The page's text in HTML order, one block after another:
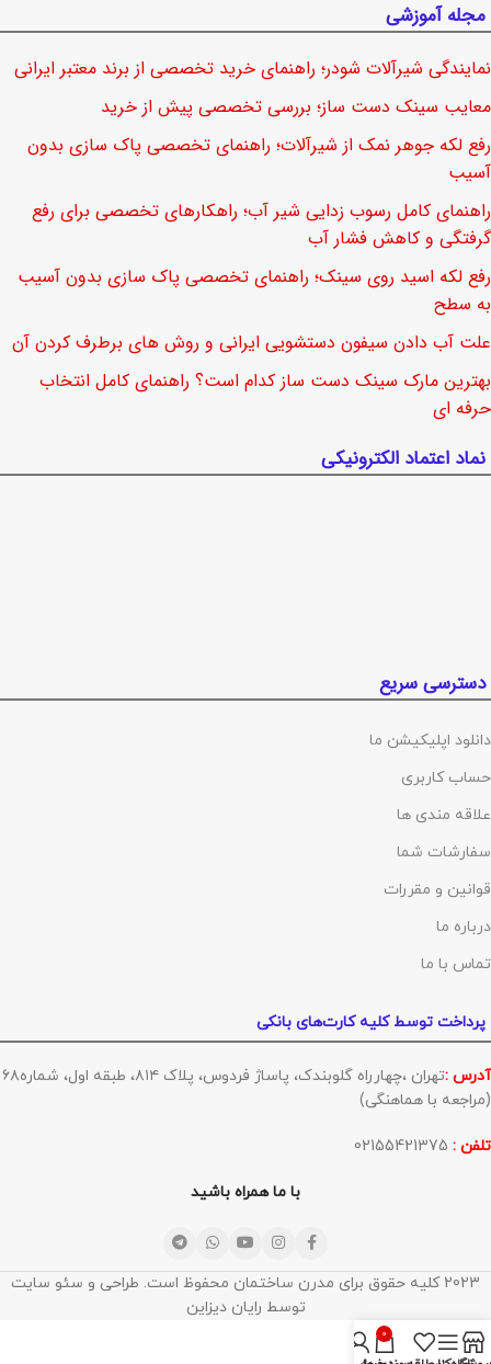
مجله آموزشی
نمایندگی شیرآلات شودر؛ راهنمای خرید تخصصی از برند معتبر ایرانی
معایب سینک دست ساز؛ بررسی تخصصی پیش از خرید
رفع لکه جوهر نمک از شیرآلات؛ راهنمای تخصصی پاک سازی بدون
آسیب
راهنمای کامل رسوب زدایی شیر آب؛ راهکارهای تخصصی برای رفع
گرفتگی و کاهش فشار آب
رفع لکه اسید روی سینک؛ راهنمای تخصصی پاک سازی بدون آسیب
به سطح
علت آب دادن سیفون دستشویی ایرانی و روش های برطرف کردن آن
بهترین مارک سینک دست ساز کدام است؟ راهنمای کامل انتخاب
حرفه ای
نماد اعتماد الکترونیکی
دسترسی سریع
دانلود اپلیکیشن ما
حساب کاربری
علاقه مندی ها
سفارشات شما
قوانین و مقررات
درباره ما
تماس با ما
پرداخت توسط کلیه کارت‌های بانکی
آدرس :
تهران ،چهارراه گلوبندک، پاساژ فردوس، پلاک ۸۱۴، طبقه اول، شماره۶۸
(مراجعه با هماهنگی)
تلفن :
با ما همراه باشید
2023 کلیه حقوق برای مدرن ساختمان محفوظ است. طراحی و سئو سایت
توسط رایان دیزاین
0